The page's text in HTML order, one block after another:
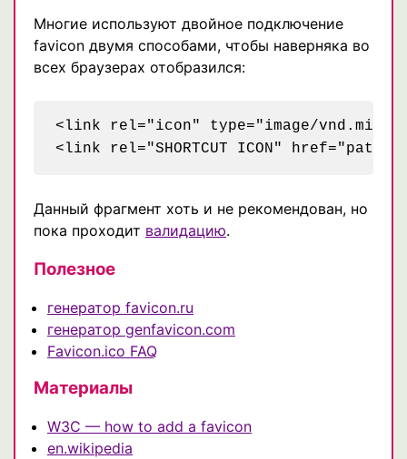
Многие используют двойное подключение
favicon двумя способами, чтобы наверняка во
всех браузерах отобразился:
<link rel="icon" type="image/
Данный фрагмент хоть и не рекомендован, но
пока проходит валидацию.
Полезное
генератор favicon.ru
генератор genfavicon.com
Favicon.ico FAQ
Материалы
W3C — how to add a favicon
en.wikipedia